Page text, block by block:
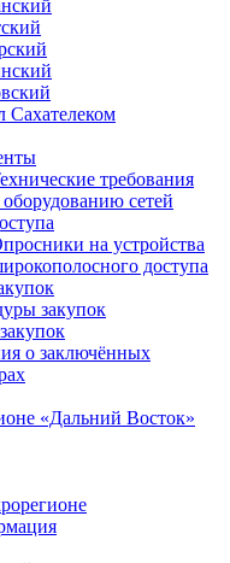
Сахателеком
требования
оборудованию сетей
на устройства
доступа
закупок
о заключённых
«Дальний Восток»